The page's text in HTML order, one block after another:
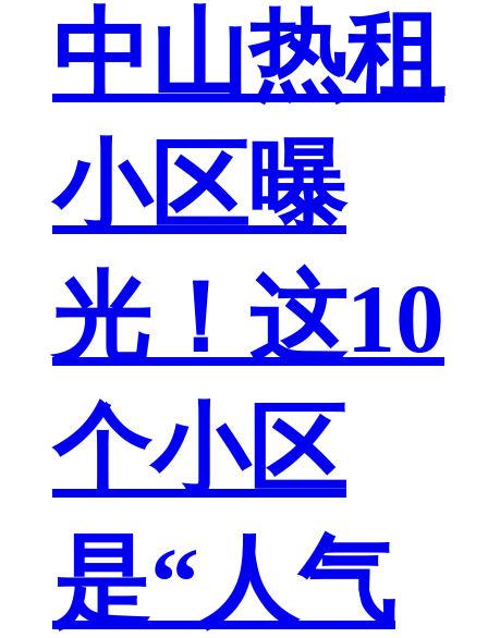
中山热租
小区曝
光！这10
个小区
是“人气